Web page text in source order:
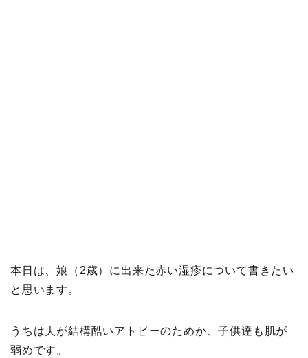
本日は、娘（2歳）に出来た赤い湿疹について書きたい
と思います。
うちは夫が結構酷いアトピーのためか、子供達も肌が
弱めです。